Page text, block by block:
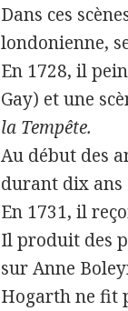
Dans ces
londonienne,
En 1728, il
Gay) et une
la Tempête.
Au début des
durant dix ans
En 1731, il
Il produit des
sur Anne
Hogarth ne fit